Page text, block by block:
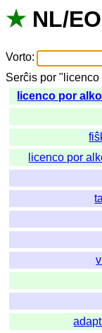
★ NL/EO
Vorto:
Serĉis por "
licenco por
licenco por